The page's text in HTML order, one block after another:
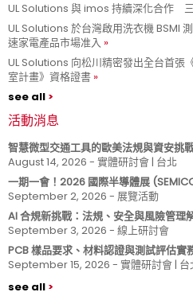
UL Solutions 與 imos 持續深化合作
UL Solutions 於台灣啟用洗衣機 BSMI
速家電產品市場准入
UL Solutions 向松川精密發出全台首張
室計畫》資格證書
see all
活動消息
智慧微型交通工具的歐美法規與資安挑
August 14, 2026 - 實體研討會 | 台北
一期一會！2026 國際半導體展
September 2, 2026 - 展覽活動
AI 合規新挑戰：法規、安全與風險管理
September 3, 2026 - 線上研討會
PCB 樣品要求、材料認證與測試評估實
September 15, 2026 - 實體研討會 | 台
see all